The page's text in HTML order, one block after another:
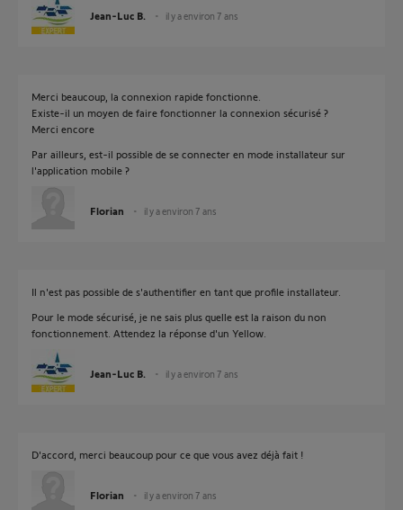
Jean-Luc B. il y a environ 7 ans
Merci beaucoup, la connexion rapide fonctionne.
Existe-il un moyen de faire fonctionner la connexion sécurisé ?
Merci encore
Par ailleurs, est-il possible de se connecter en mode installateur sur
l'application mobile ?
Florian il y a environ 7 ans
Il n'est pas possible de s'authentifier en tant que profile installateur.
Pour le mode sécurisé, je ne sais plus quelle est la raison du non
fonctionnement. Attendez la réponse d'un Yellow.
Jean-Luc B. il y a environ 7 ans
D'accord, merci beaucoup pour ce que vous avez déjà fait !
Florian il y a environ 7 ans